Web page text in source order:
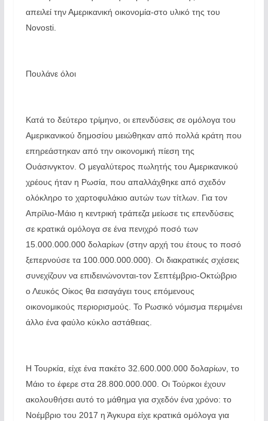
απειλεί την Αμερικανική οικονομία-στο υλικό της του
Novosti.
Πουλάνε όλοι
Κατά το δεύτερο τρίμηνο, οι επενδύσεις σε ομόλογα του
Αμερικανικού δημοσίου μειώθηκαν από πολλά κράτη που
επηρεάστηκαν από την οικονομική πίεση της
Ουάσινγκτον. Ο μεγαλύτερος πωλητής του Αμερικανικού
χρέους ήταν η Ρωσία, που απαλλάχθηκε από σχεδόν
ολόκληρο το χαρτοφυλάκιο αυτών των τίτλων. Για τον
Απρίλιο-Μάιο η κεντρική τράπεζα μείωσε τις επενδύσεις
σε κρατικά ομόλογα σε ένα πενιχρό ποσό των
15.000.000.000 δολαρίων (στην αρχή του έτους το ποσό
ξεπερνούσε τα 100.000.000.000). Οι διακρατικές σχέσεις
συνεχίζουν να επιδεινώνονται-τον Σεπτέμβριο-Οκτώβριο
ο Λευκός Οίκος θα εισαγάγει τους επόμενους
οικονομικούς περιορισμούς. Το Ρωσικό νόμισμα περιμένει
άλλο ένα φαύλο κύκλο αστάθειας.
Η Τουρκία, είχε ένα πακέτο 32.600.000.000 δολαρίων, το
Μάιο το έφερε στα 28.800.000.000. Οι Τούρκοι έχουν
ακολουθήσει αυτό το μάθημα για σχεδόν ένα χρόνο: το
Νοέμβριο του 2017 η Άγκυρα είχε κρατικά ομόλογα για